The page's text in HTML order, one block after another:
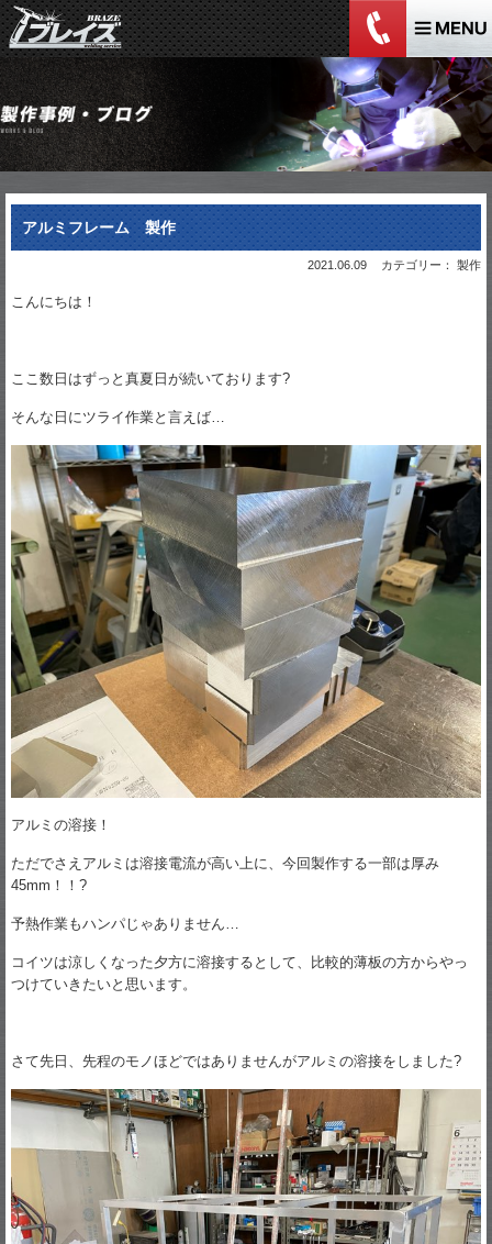
アルミフレーム 製作
2021.06.09 カテゴリー： 製作
こんにちは！
ここ数日はずっと真夏日が続いております?
そんな日にツライ作業と言えば…
アルミの溶接！
ただでさえアルミは溶接電流が高い上に、今回製作する一部は厚み
45mm！！?
予熱作業もハンパじゃありません…
コイツは涼しくなった夕方に溶接するとして、比較的薄板の方からやっ
つけていきたいと思います。
さて先日、先程のモノほどではありませんがアルミの溶接をしました?